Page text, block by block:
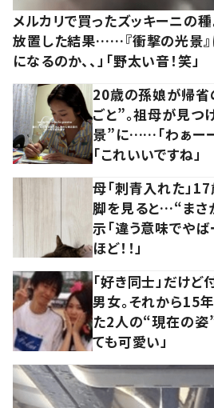
メルカリで買ったズッキーニの
放置した結果……『衝撃の光景』
になるのか、、」「野太い音！笑」
20歳の孫娘が帰省
ごと”。祖母が見つ
景”に……「わぁーー
「これいいですね」
母「刺青入れた」17
脚を見ると…“ま
示「違う意味でやば
ほど！！」
「好き同士」だけ
男女。それから15
た2人の“現在の
ても可愛い」